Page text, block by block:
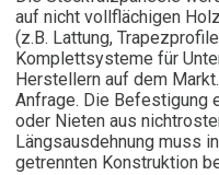
auf nicht vollflächigen
(z.B. Lattung,
Komplettsysteme für
Herstellern auf dem
Anfrage. Die Befestigung
oder Nieten aus
Längsausdehnung muss
getrennten Konstruktion